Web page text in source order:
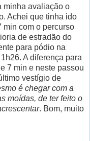
minha avaliação o
Achei que tinha ido
min com o percurso
de estradão do
para pódio na
A diferença para
7 min e neste passou
vestígio de
é chegar com a
moídas, de ter feito o
. Bom, muito